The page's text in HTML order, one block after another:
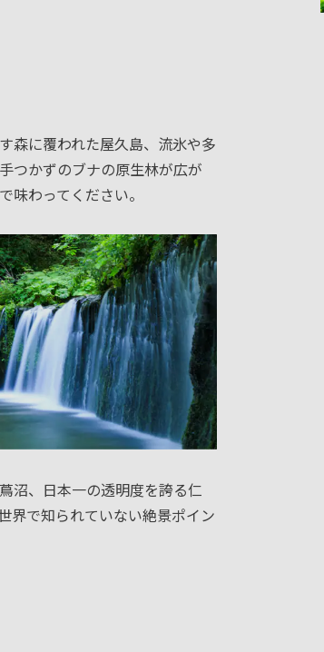
森に覆われた屋久島、流氷や多
つかずのブナの原生林が広が
味わってください。
沼、日本一の透明度を誇る仁
界で知られていない絶景ポイン